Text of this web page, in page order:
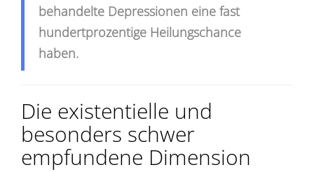
behandelte Depressionen eine fast
hundertprozentige Heilungschance
haben.
Die existentielle und
besonders schwer
empfundene Dimension